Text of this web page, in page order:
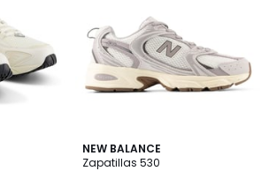
NEW BALANCE
Zapatillas 530
4,7
/ 5
3
Colores